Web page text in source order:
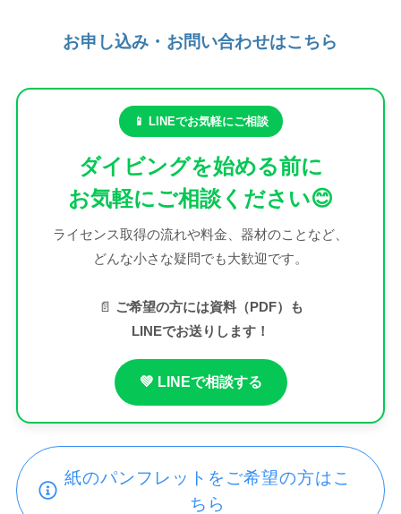
お申し込み・お問い合わせはこちら
📱 LINEでお気軽にご相談
ダイビングを始める前に
お気軽にご相談ください😊
ライセンス取得の流れや料金、器材のことなど、
どんな小さな疑問でも大歓迎です。
📄 ご希望の方には資料（PDF）も
LINEでお送りします！
💚 LINEで相談する
紙のパンフレットをご希望の方はこ
ちら